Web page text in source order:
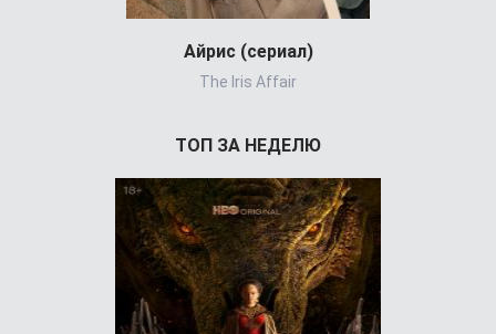
Айрис (сериал)
The Iris Affair
ТОП ЗА НЕДЕЛЮ